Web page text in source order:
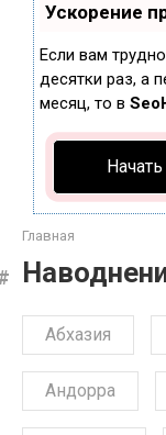
Ускорение
Если вам
десятки раз, а
месяц, то в
Главная
Абхазия
Андорра